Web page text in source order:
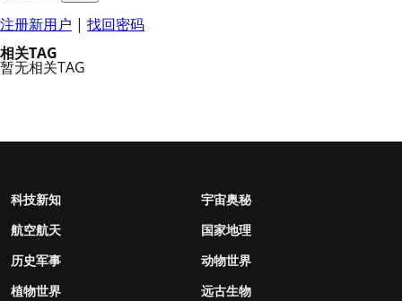
注册新用户 | 找回密码
相关TAG
暂无相关TAG
科技新知
宇宙奥秘
航空航天
国家地理
历史军事
动物世界
植物世界
远古生物